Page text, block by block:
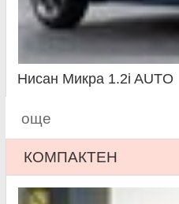
Нисан Микра 1.2i AUTO
още
КОМПАКТЕН